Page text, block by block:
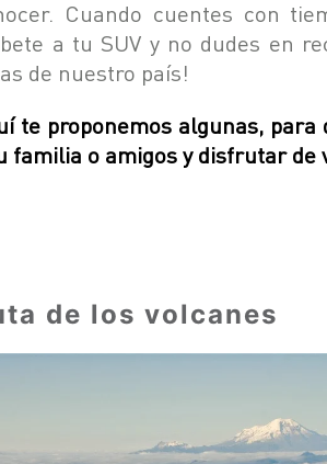
Cuando cuentes con
a tu SUV y no dudes en
de nuestro país!
te proponemos algunas,
familia o amigos y disfrutar de
de los volcanes